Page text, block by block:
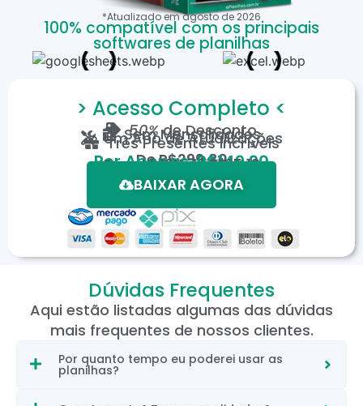
*Atualizado emagostode 2026
100% compatível com os principais
softwares de planilhas
> Acesso Completo <
50%de Desconto
Sem Mensalidades
Um Ano de Atualizações
Três Presentes Incríveis
DeR$299,80
Por Apenas: R$149,90
Em até 12X de R$15,19
*Oferta válida por tempo limitado.
BAIXAR AGORA
Dúvidas Frequentes
Aqui estão listadas algumas das dúvidas
mais frequentes de nossos clientes.
Por quanto tempo eu poderei usar as
planilhas?